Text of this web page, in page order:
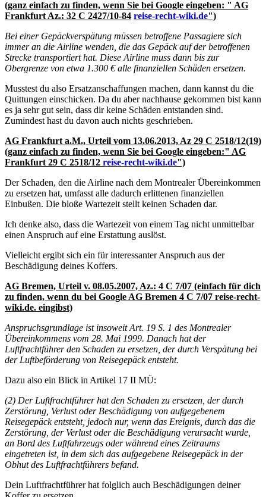
(ganz einfach zu finden, wenn Sie bei Google eingeben: " AG
Frankfurt Az.: 32 C 2427/10-84 reise-recht-wiki.de")
Bei einer Gepäckverspätung müssen betroffene Passagiere sich
immer an die Airline wenden, die das Gepäck auf der betroffenen
Strecke transportiert hat. Diese Airline muss dann bis zur
Obergrenze von etwa 1.300 € alle finanziellen Schäden ersetzen.
Musstest du also Ersatzanschaffungen machen, dann kannst du die
Quittungen einschicken. Da du aber nachhause gekommen bist kann
es ja sehr gut sein, dass dir keine Schäden entstanden sind.
Zumindest hast du davon auch nichts geschrieben.
AG Frankfurt a.M., Urteil vom 13.06.2013, Az 29 C 2518/12(19)
(ganz einfach zu finden, wenn Sie bei Google eingeben:" AG
Frankfurt 29 C 2518/12 reise-recht-wiki.de")
Der Schaden, den die Airline nach dem Montrealer Übereinkommen
zu ersetzen hat, umfasst alle dadurch erlittenen finanziellen
Einbußen. Die bloße Wartezeit stellt keinen Schaden dar.
Ich denke also, dass die Wartezeit von einem Tag nicht unmittelbar
einen Anspruch auf eine Erstattung auslöst.
Vielleicht ergibt sich ein für interessanter Anspruch aus der
Beschädigung deines Koffers.
AG Bremen, Urteil v. 08.05.2007, Az.: 4 C 7/07 (einfach für dich
zu finden, wenn du bei Google AG Bremen 4 C 7/07 reise-recht-
wiki.de. eingibst)
Anspruchsgrundlage ist insoweit Art. 19 S. 1 des Montrealer
Übereinkommens vom 28. Mai 1999. Danach hat der
Luftfrachtführer den Schaden zu ersetzen, der durch Verspätung bei
der Luftbeförderung von Reisegepäck entsteht.
Dazu also ein Blick in Artikel 17 II MÜ:
(2) Der Luftfrachtführer hat den Schaden zu ersetzen, der durch
Zerstörung, Verlust oder Beschädigung von aufgegebenem
Reisegepäck entsteht, jedoch nur, wenn das Ereignis, durch das die
Zerstörung, der Verlust oder die Beschädigung verursacht wurde,
an Bord des Luftfahrzeugs oder während eines Zeitraums
eingetreten ist, in dem sich das aufgegebene Reisegepäck in der
Obhut des Luftfrachtführers befand.
Dein Luftfrachtführer hat folglich auch Beschädigungen deiner